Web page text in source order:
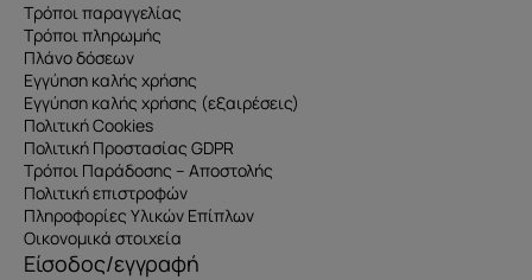
Τρόποι παραγγελίας
Τρόποι πληρωμής
Πλάνο δόσεων
Εγγύηση καλής χρήσης
Εγγύηση καλής χρήσης (εξαιρέσεις)
Πολιτική Cookies
Πολιτική Προστασίας GDPR
Τρόποι Παράδοσης – Αποστολής
Πολιτική επιστροφών
Πληροφορίες Υλικών Επίπλων
Οικονομικά στοιχεία
Είσοδος/εγγραφή